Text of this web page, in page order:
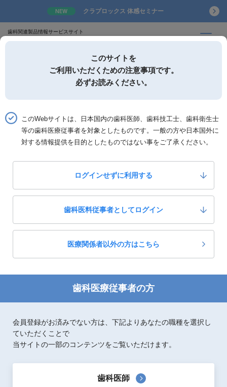
NEW クラプロックス 体感セミナー
歯科関連製品情報サービスサイト
ホーム 製品カテゴリー「技工設備・器械」の検索結果
製品カテゴリー「技工設備・器械」の検索結果
137
松風
技工設備・器械
ＣＡＤ／ＣＡＭ機器
新製品
オストロマット ファイヤー
技工設備・器械
ファーネス（セラミック類）
新製品
このサイトを
ご利用いただくための注意事項です。
必ずお読みください。
このWebサイトは、日本国内の歯科医師、歯科技工士、歯科衛生士
等の歯科医療従事者を対象としたものです。一般の方や日本国外に
対する情報提供を目的としたものではない事をご了承ください。
ログインせずに利用する
歯科医料従事者としてログイン
医療関係者以外の方はこちら
歯科医療従事者の方
会員登録がお済みでない方は、下記よりあなたの職種を選択し
ていただくことで
当サイトの一部のコンテンツをご覧いただけます。
歯科医師